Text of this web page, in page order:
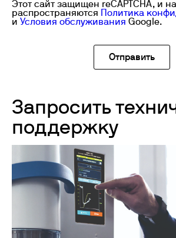
Этот сайт защищен reCAPTCHA, и
распространяются
Политика
и Условия обслуживания Google.
Запросить
поддержку